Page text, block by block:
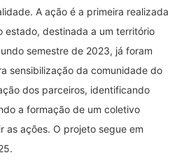
A ação é a primeira realizada
estado, destinada a um território
semestre de 2023, já foram
sensibilização da comunidade do
dos parceiros, identificando
a formação de um coletivo
as ações. O projeto segue em